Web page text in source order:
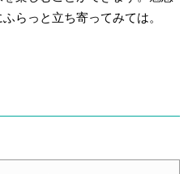
らっと立ち寄ってみては。